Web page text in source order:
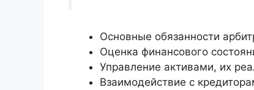
Основные обязанности
Оценка финансового
Управление активами, их
Взаимодействие с